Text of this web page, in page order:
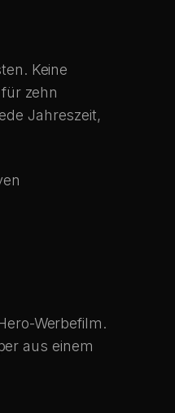
Keine
zehn
Jahreszeit,
Werbefilm.
aus einem